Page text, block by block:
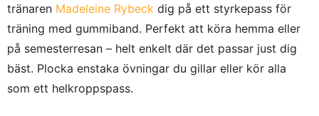
tränaren Madeleine Rybeck dig på ett styrkepass för
träning med gummiband. Perfekt att köra hemma eller
på semesterresan – helt enkelt där det passar just dig
bäst. Plocka enstaka övningar du gillar eller kör alla
som ett helkroppspass.